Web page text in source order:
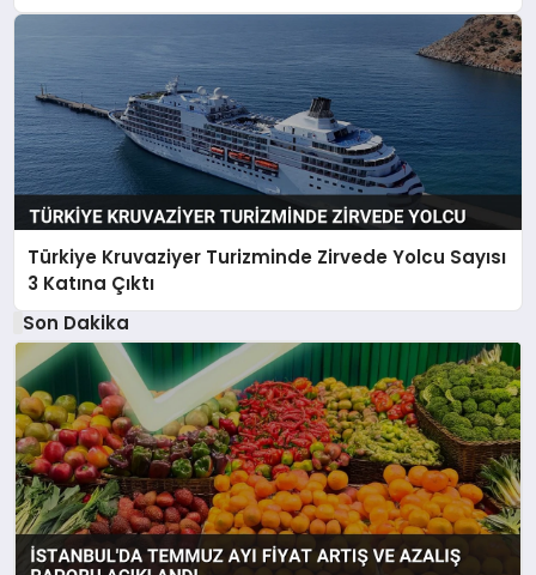
Türkiye Kruvaziyer Turizminde Zirvede Yolcu Sayısı
3 Katına Çıktı
Son Dakika